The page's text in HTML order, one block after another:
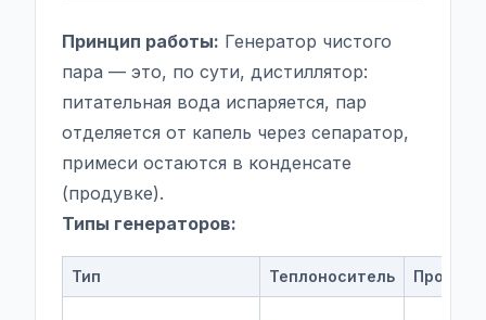
Принцип работы: Генератор чистого
пара — это, по сути, дистиллятор:
питательная вода испаряется, пар
отделяется от капель через сепаратор,
примеси остаются в конденсате
(продувке).
Типы генераторов:
Тип Теплоноситель